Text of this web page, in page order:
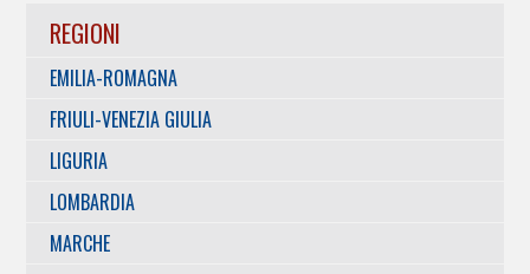
REGIONI
EMILIA-ROMAGNA
FRIULI-VENEZIA GIULIA
LIGURIA
LOMBARDIA
MARCHE